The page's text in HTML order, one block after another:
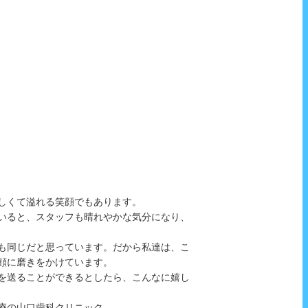
て溢れる笑顔でもあります。
と、スタッフも晴れやかな気分になり、
じだと思っています。だから私達は、こ
磨きをかけています。
ることができるとしたら、こんなに嬉し